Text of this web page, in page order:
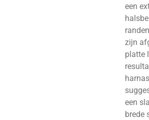
een
zijn
platte
een
brede